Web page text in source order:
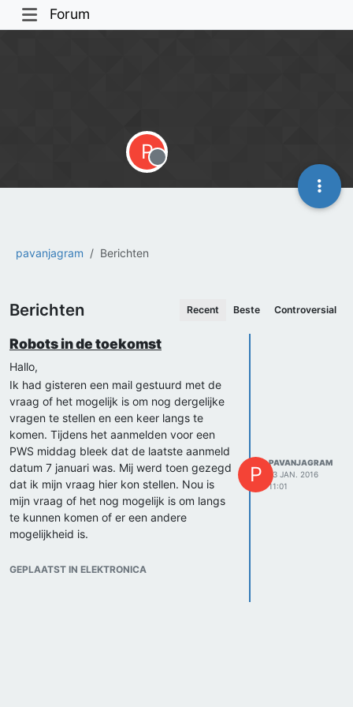
Forum
pavanjagram Berichten
P
Offline
Berichten Recent Beste Controversial
Robots in de toekomst
Hallo,
Ik had gisteren een mail gestuurd met de
vraag of het mogelijk is om nog dergelijke
vragen te stellen en een keer langs te
komen. Tijdens het aanmelden voor een
PWS middag bleek dat de laatste aanmeld
datum 7 januari was. Mij werd toen gezegd
dat ik mijn vraag hier kon stellen. Nou is
mijn vraag of het nog mogelijk is om langs
te kunnen komen of er een andere
mogelijkheid is.
Pavan Jagram
GEPLAATST IN ELEKTRONICA
P
PAVANJAGRAM
13 JAN. 2016
11:01